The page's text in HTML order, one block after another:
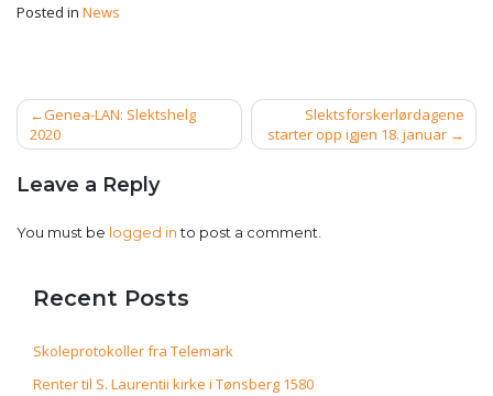
Posted in News
Post
navigation
Genea-LAN: Slektshelg
2020
Slektsforskerlørdagene
starter opp igjen 18. januar
Leave a Reply
You must be logged into post a comment.
Recent Posts
Skoleprotokoller fra Telemark
Renter til S. Laurentii kirke i Tønsberg 1580